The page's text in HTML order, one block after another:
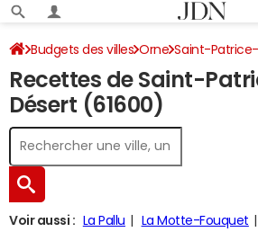
Budgets des villes Orne Saint-
Recettes 2024
Recettes de Saint-
Désert (61600)
Voir aussi : La Pallu La Motte-Fouquet